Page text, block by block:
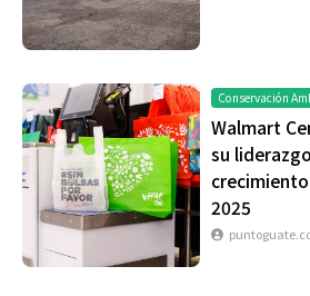
Conservación
Walmart
su
2025